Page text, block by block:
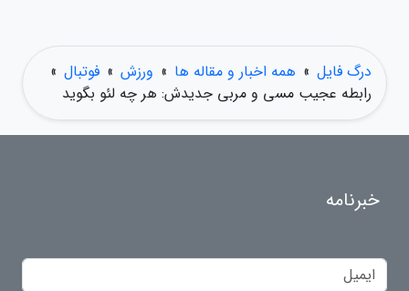
درگ فایل » همه اخبار و مقاله ها » ورزش » فوتبال »
رابطه عجیب مسی و مربی جدیدش: هر چه لئو بگوید
خبرنامه